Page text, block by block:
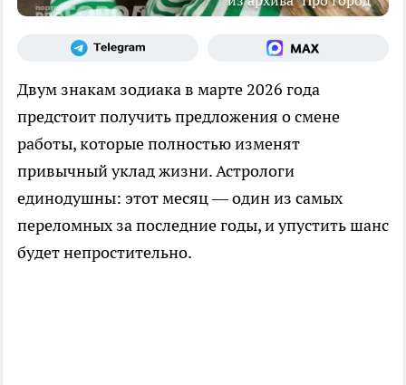
Двум знакам зодиака в марте 2026 года
предстоит получить предложения о смене
работы, которые полностью изменят
привычный уклад жизни. Астрологи
единодушны: этот месяц — один из самых
переломных за последние годы, и упустить шанс
будет непростительно.